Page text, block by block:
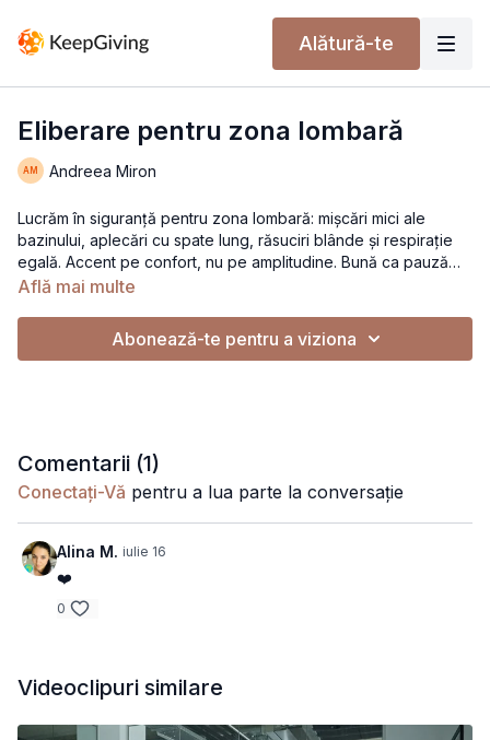
Alătură-te
Eliberare pentru zona lombară
Andreea Miron
Lucrăm în siguranță pentru zona lombară: mișcări mici ale
bazinului, aplecări cu spate lung, răsuciri blânde și respirație
egală. Accent pe confort, nu pe amplitudine. Bună ca pauză
atunci când simți spatele ‘încărcat’.
Află mai multe
Abonează-te pentru a viziona
Comentarii (1)
Conectați-Vă pentru a lua parte la conversație
Alina M. iulie 16
❤️
0
Videoclipuri similare